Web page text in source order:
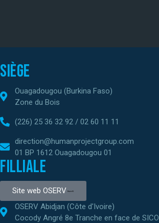
Siège
Ouagadougou (Burkina Faso)
Zone du Bois
(226) 25 36 32 92 / 02 60 11 11
direction@humanprojectgroup.com
01 BP 1612 Ouagadougou 01
Filliale
Site web OSERV
OSERV Abidjan (Côte d'Ivoire)
Cocody Angré 8e Tranche en face de